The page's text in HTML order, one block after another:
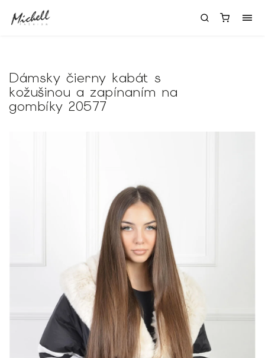
Dámsky čierny kabát s
kožušinou a zapínaním na
gombíky 20577